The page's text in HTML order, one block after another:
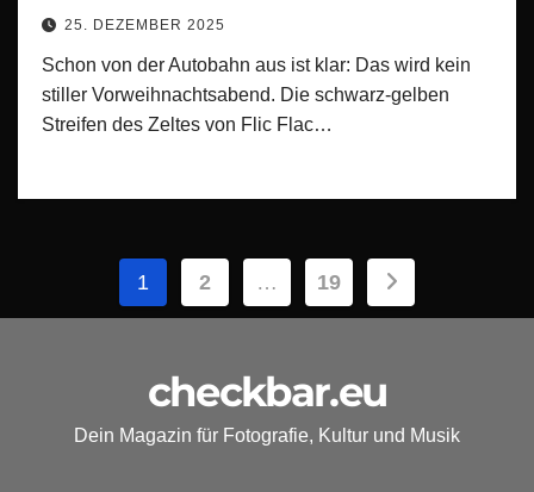
25. DEZEMBER 2025
Schon von der Autobahn aus ist klar: Das wird kein
stiller Vorweihnachtsabend. Die schwarz-gelben
Streifen des Zeltes von Flic Flac…
Seitennummerierung
der
Beiträge
1 2 … 19
checkbar.eu
Dein Magazin für Fotografie, Kultur und Musik